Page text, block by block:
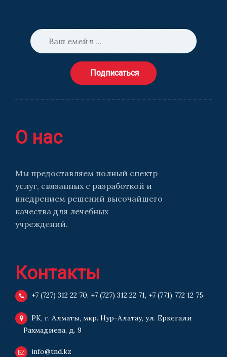
Подписаться
О нас
Мы предоставляем полный спектр
услуг, связанных с разработкой и
внедрением решений высочайшего
качества для лечебных
учреждений.
Контакты
+7 (727) 312 22 70, +7 (727) 312 22 71, +7 (771) 772 12 75
РК, г. Алматы, мкр. Нур-Алатау, ул. Еркегали
Рахмадиева, д. 9
info@tnd.kz